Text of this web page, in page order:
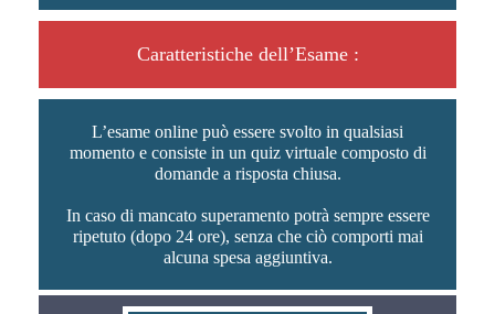
Caratteristiche dell’Esame :
L’esame online può essere svolto in qualsiasi
momento e consiste in un quiz virtuale composto di
domande a risposta chiusa.
In caso di mancato superamento potrà sempre essere
ripetuto (dopo 24 ore), senza che ciò comporti mai
alcuna spesa aggiuntiva.